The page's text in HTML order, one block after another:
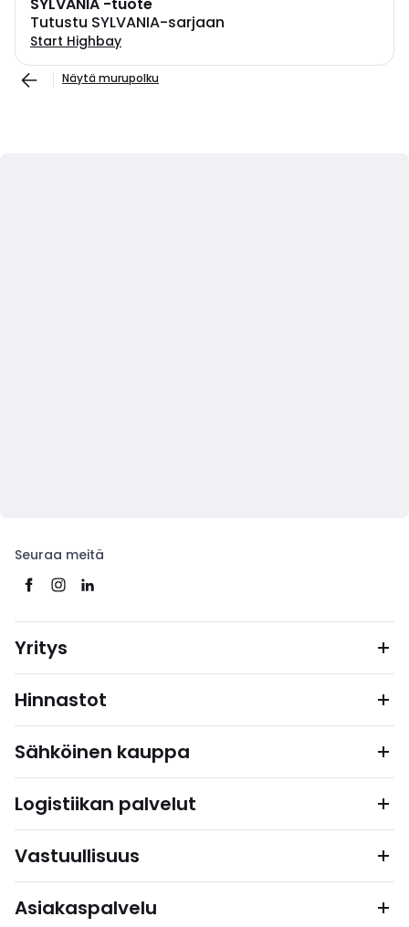
Tutustu SYLVANIA-sarjaan
Start Highbay
Näytä murupolku
Seuraa meitä
Yritys
Hinnastot
Sähköinen kauppa
Logistiikan palvelut
Vastuullisuus
Asiakaspalvelu